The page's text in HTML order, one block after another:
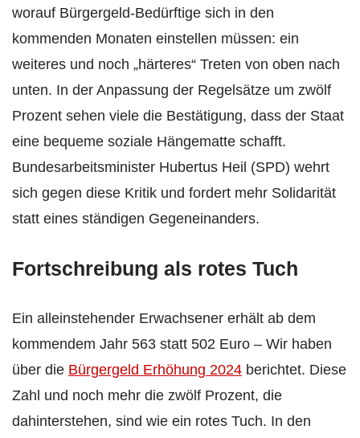
worauf Bürgergeld-Bedürftige sich in den
kommenden Monaten einstellen müssen: ein
weiteres und noch „härteres“ Treten von oben nach
unten. In der Anpassung der Regelsätze um zwölf
Prozent sehen viele die Bestätigung, dass der Staat
eine bequeme soziale Hängematte schafft.
Bundesarbeitsminister Hubertus Heil (SPD) wehrt
sich gegen diese Kritik und fordert mehr Solidarität
statt eines ständigen Gegeneinanders.
Fortschreibung als rotes Tuch
Ein alleinstehender Erwachsener erhält ab dem
kommendem Jahr 563 statt 502 Euro – Wir haben
über die Bürgergeld Erhöhung 2024 berichtet. Diese
Zahl und noch mehr die zwölf Prozent, die
dahinterstehen, sind wie ein rotes Tuch. In den